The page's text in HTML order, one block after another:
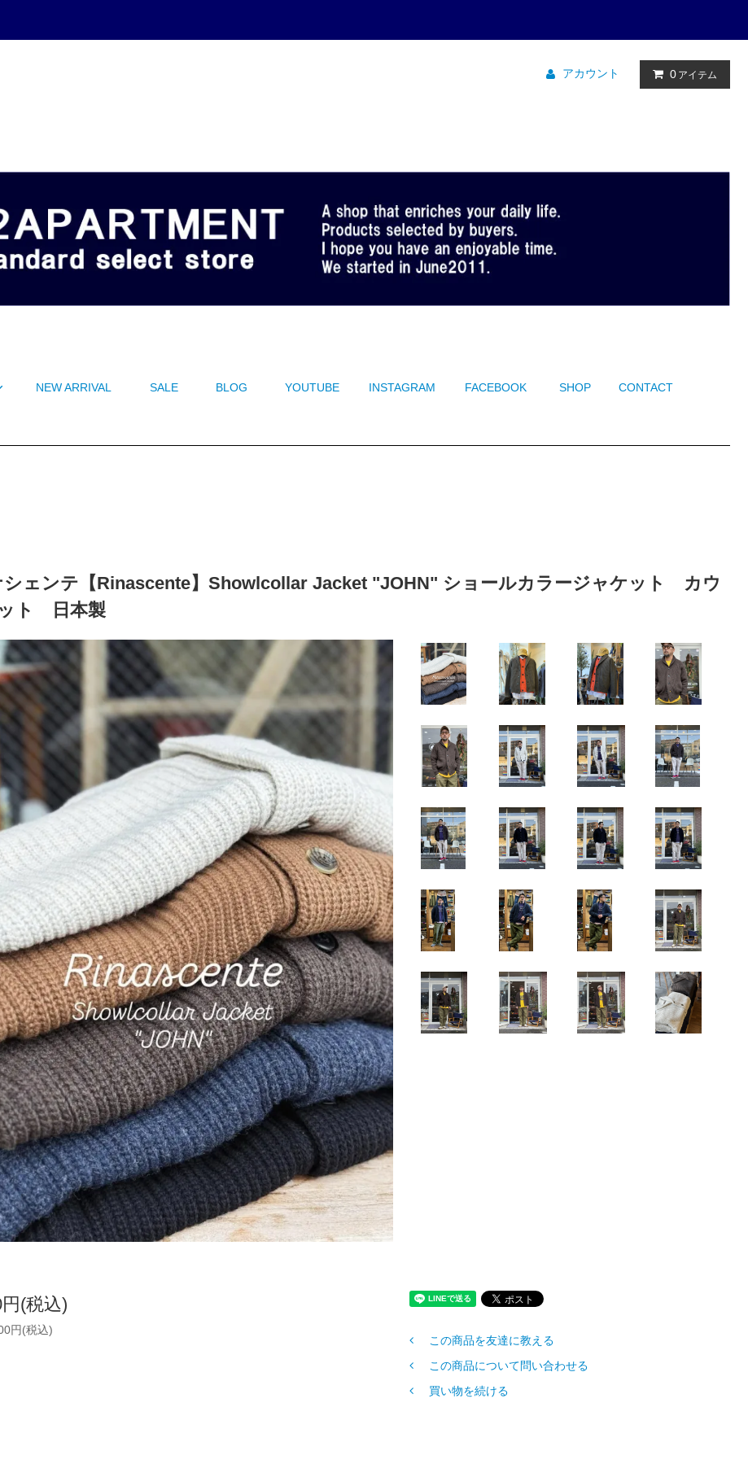
アカウント 0 アイテム
NEW ARRIVAL SALE BLOG YOUTUBE INSTAGRAM FACEBOOK SHOP CONTACT
シェンテ【Rinascente】Showlcollar Jacket "JOHN" ショールカラージャケット カウ
ト 日本製
(税込)
円(税込)
この商品を友達に教える
この商品について問い合わせる
買い物を続ける